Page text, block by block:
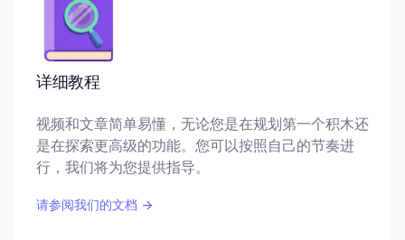
详细教程
视频和文章简单易懂，无论您是在规划第一个积木还
是在探索更高级的功能。您可以按照自己的节奏进
行，我们将为您提供指导。
请参阅我们的文档 →